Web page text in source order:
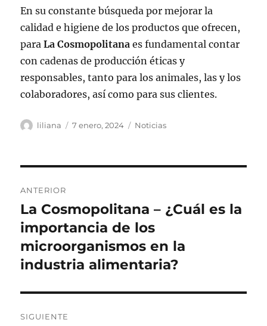
En su constante búsqueda por mejorar la
calidad e higiene de los productos que ofrecen,
paraLa Cosmopolitana es fundamental contar
con cadenas de producción éticas y
responsables, tanto para los animales, las y los
colaboradores, así como para sus clientes.
Autor
liliana
Publicado
7 enero, 2024 Categorías
Noticias
de
entradas
ANTERIOR
Entrada
anterior:
La Cosmopolitana – ¿Cuál es la
importancia de los
microorganismos en la
industria alimentaria?
SIGUIENTE